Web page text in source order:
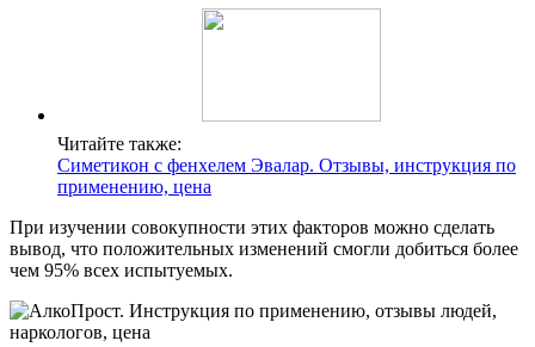
Читайте также:
Симетикон с фенхелем Эвалар. Отзывы, инструкция по
применению, цена
При изучении совокупности этих факторов можно сделать
вывод, что положительных изменений смогли добиться более
чем 95% всех испытуемых.